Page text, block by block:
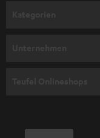
PRESSE & MARKETING